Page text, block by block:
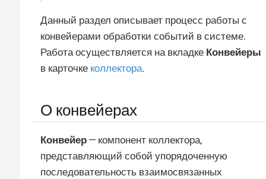
Данный раздел описывает процесс работы с
конвейерами обработки событий в системе.
Работа осуществляется на вкладке Конвейеры
в карточке коллектора.
О конвейерах
Конвейер — компонент коллектора,
представляющий собой упорядоченную
последовательность взаимосвязанных